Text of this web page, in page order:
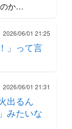
のか…
2026/06/01 21:25
」って言
2026/06/01 21:31
出るん
みたいな